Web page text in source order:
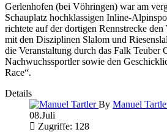
Gerlenhofen (bei Vöhringen) war am
Schauplatz hochklassigen Inline-
richtete auf der dortigen Rennstrecke
mit den Disziplinen Slalom und
die Veranstaltung durch das Falk Teuber
Nachwuchssportler sowie den
Race“.
Details
By Manuel
08.Juli
Zugriffe: 128